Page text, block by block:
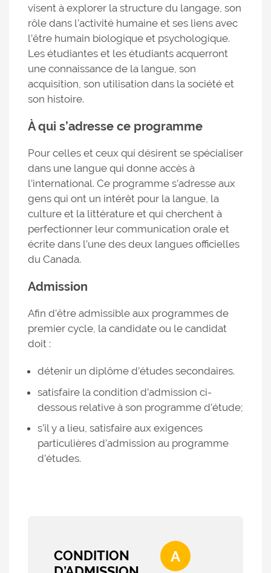
visent à explorer la structure du langage, son
rôle dans l’activité humaine et ses liens avec
l’être humain biologique et psychologique.
Les étudiantes et les étudiants acquerront
une connaissance de la langue, son
acquisition, son utilisation dans la société et
son histoire.
À qui s’adresse ce programme
Pour celles et ceux qui désirent se spécialiser
dans une langue qui donne accès à
l’international. Ce programme s’adresse aux
gens qui ont un intérêt pour la langue, la
culture et la littérature et qui cherchent à
perfectionner leur communication orale et
écrite dans l’une des deux langues officielles
du Canada.
Admission
Afin d’être admissible aux programmes de
premier cycle, la candidate ou le candidat
doit :
détenir un diplôme d’études secondaires.
satisfaire la condition d’admission ci-
dessous relative à son programme d’étude;
s’il y a lieu, satisfaire aux exigences
particulières d’admission au programme
d’études.
CONDITION
A